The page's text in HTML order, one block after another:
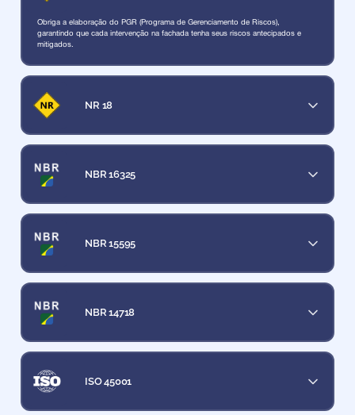
Obriga a elaboração do PGR (Programa de Gerenciamento de Riscos),
garantindo que cada intervenção na fachada tenha seus riscos antecipados e
mitigados.
NR 18
NBR 16325
NBR 15595
NBR 14718
ISO 45001